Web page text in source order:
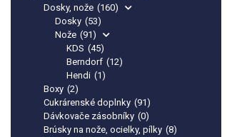
Dosky, nože (160)
Dosky (53)
Nože (91)
KDS (45)
Berndorf (12)
Hendi (1)
Boxy (2)
Cukrárenské doplnky (91)
Dávkovače zásobníky (0)
Brúsky na nože, ocielky, pílky (8)